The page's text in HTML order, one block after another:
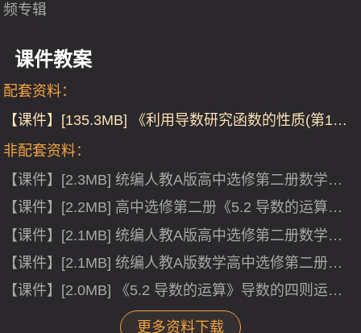
频专辑
课件教案
配套资料：
【课件】[135.3MB] 《利用导数研究函数的性质(第1课
非配套资料：
【课件】[2.3MB] 统编人教A版高中选修第二册数学
《5.1 导数的概念及其意义》变化率问题集体备课ppt课
件.ppt
【课件】[2.2MB] 高中选修第二册《5.2 导数的运算》
基本初等函数导数名师优质课ppt课件.ppt
【课件】[2.1MB] 统编人教A版高中选修第二册数学
《5.3 导数在研究函数中的应用》函数的极值集体备课
ppt课件.ppt
【课件】[2.1MB] 统编人教A版数学高中选修第二册
《5.1 导数的概念及其意义》多媒体精品ppt课件.ppt
【课件】[2.0MB] 《5.2 导数的运算》导数的四则运算
法则优秀公开课ppt课件（高中选修第二册）.ppt
更多资料下载